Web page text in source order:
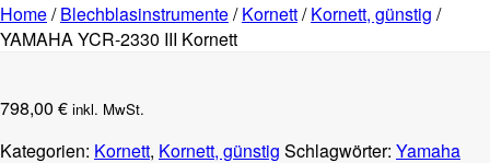
Home/Blechblasinstrumente/Kornett/Kornett, günstig /
YAMAHA YCR-2330 III Kornett
798,00 € inkl. MwSt.
Kategorien: Kornett, Kornett, günstig Schlagwörter: Yamaha